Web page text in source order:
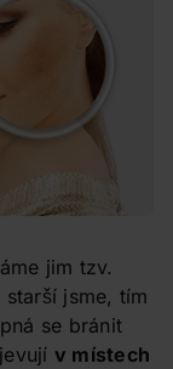
jim tzv.
starší jsme, tím
se bránit
v místech